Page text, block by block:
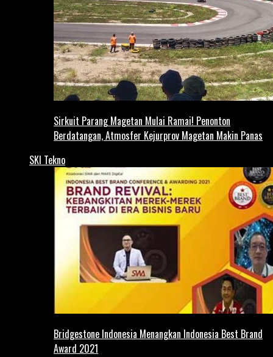
Sirkuit Parang Magetan Mulai Ramai! Penonton
Berdatangan, Atmosfer Kejurprov Magetan Makin Panas
SKI Tekno
Bridgestone Indonesia Menangkan Indonesia Best Brand
Award 2021